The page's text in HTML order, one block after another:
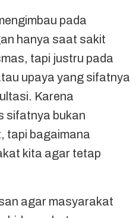
pada
hanya saat sakit
tapi justru pada
upaya yang sifatnya
Karena
sifatnya bukan
tapi bagaimana
kita agar tetap
agar masyarakat